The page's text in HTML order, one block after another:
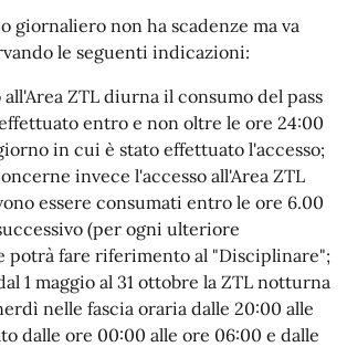
giornaliero non ha scadenze ma va
le seguenti indicazioni:
all'Area ZTL diurna il consumo del pass
entro e non oltre le ore 24:00
in cui è stato effettuato l'accesso;
invece l'accesso all'Area ZTL
essere consumati entro le ore 6.00
(per ogni ulteriore
potrà fare riferimento al "Disciplinare";
1 maggio al 31 ottobre la ZTL notturna
nelle fascia oraria dalle 20:00 alle
dalle ore 00:00 alle ore 06:00 e dalle